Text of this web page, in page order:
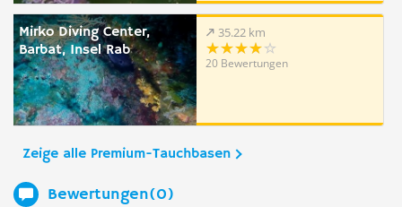
Mirko Diving Center,
Barbat, Insel Rab
35.22 km
20 Bewertungen
Zeige alle Premium-Tauchbasen
Bewertungen(0)